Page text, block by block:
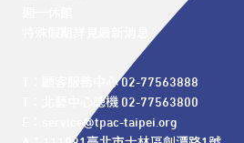
T：顧客服務中心 02-77563888
T：北藝中心總機 02-77563800
E：service@tpac-taipei.org